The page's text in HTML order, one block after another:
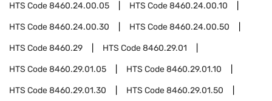
HTS Code8460.24.00.05 HTS Code8460.24.00.10
HTS Code8460.24.00.30 HTS Code8460.24.00.50
HTS Code8460.29 HTS Code8460.29.01
HTS Code8460.29.01.05 HTS Code8460.29.01.10
HTS Code8460.29.01.30 HTS Code8460.29.01.50